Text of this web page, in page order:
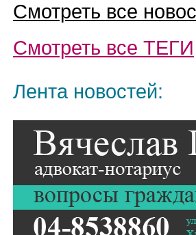
Смотреть все
Смотреть все ТЕГИ
Лента новостей: